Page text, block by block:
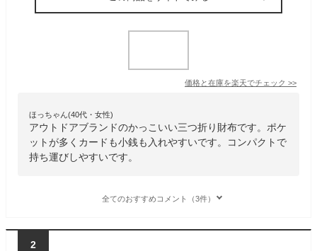
価格と在庫を楽天でチェック >>
ほっちゃん(40代・女性)
アウトドアブランドのかっこいい三つ折り財布です。ポケ
ットが多くカードも小銭も入れやすいです。コンパクトで
持ち運びしやすいです。
全てのおすすめコメント（3件）
2